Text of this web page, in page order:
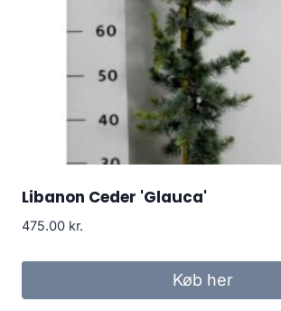
Libanon Ceder 'Glauca'
475.00 kr.
Køb her